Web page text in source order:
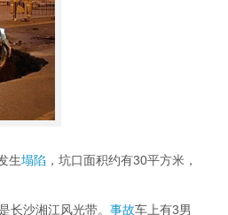
生塌陷 ，坑口面积约有30平方米，
长沙湘江风光带。 事故车上有3男